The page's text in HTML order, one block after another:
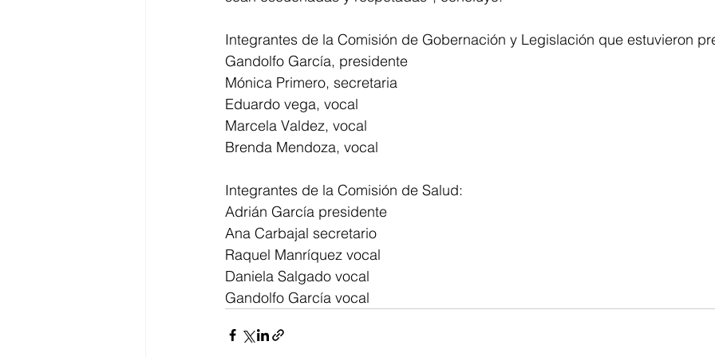
Integrantes de la Comisión de Gobernación y Legislación que estuvieron
Gandolfo García, presidente
Mónica Primero, secretaria
Eduardo vega, vocal
Marcela Valdez, vocal
Brenda Mendoza, vocal
Integrantes de la Comisión de Salud:
Adrián García presidente
Ana Carbajal secretario
Raquel Manríquez vocal
Daniela Salgado vocal
Gandolfo García vocal